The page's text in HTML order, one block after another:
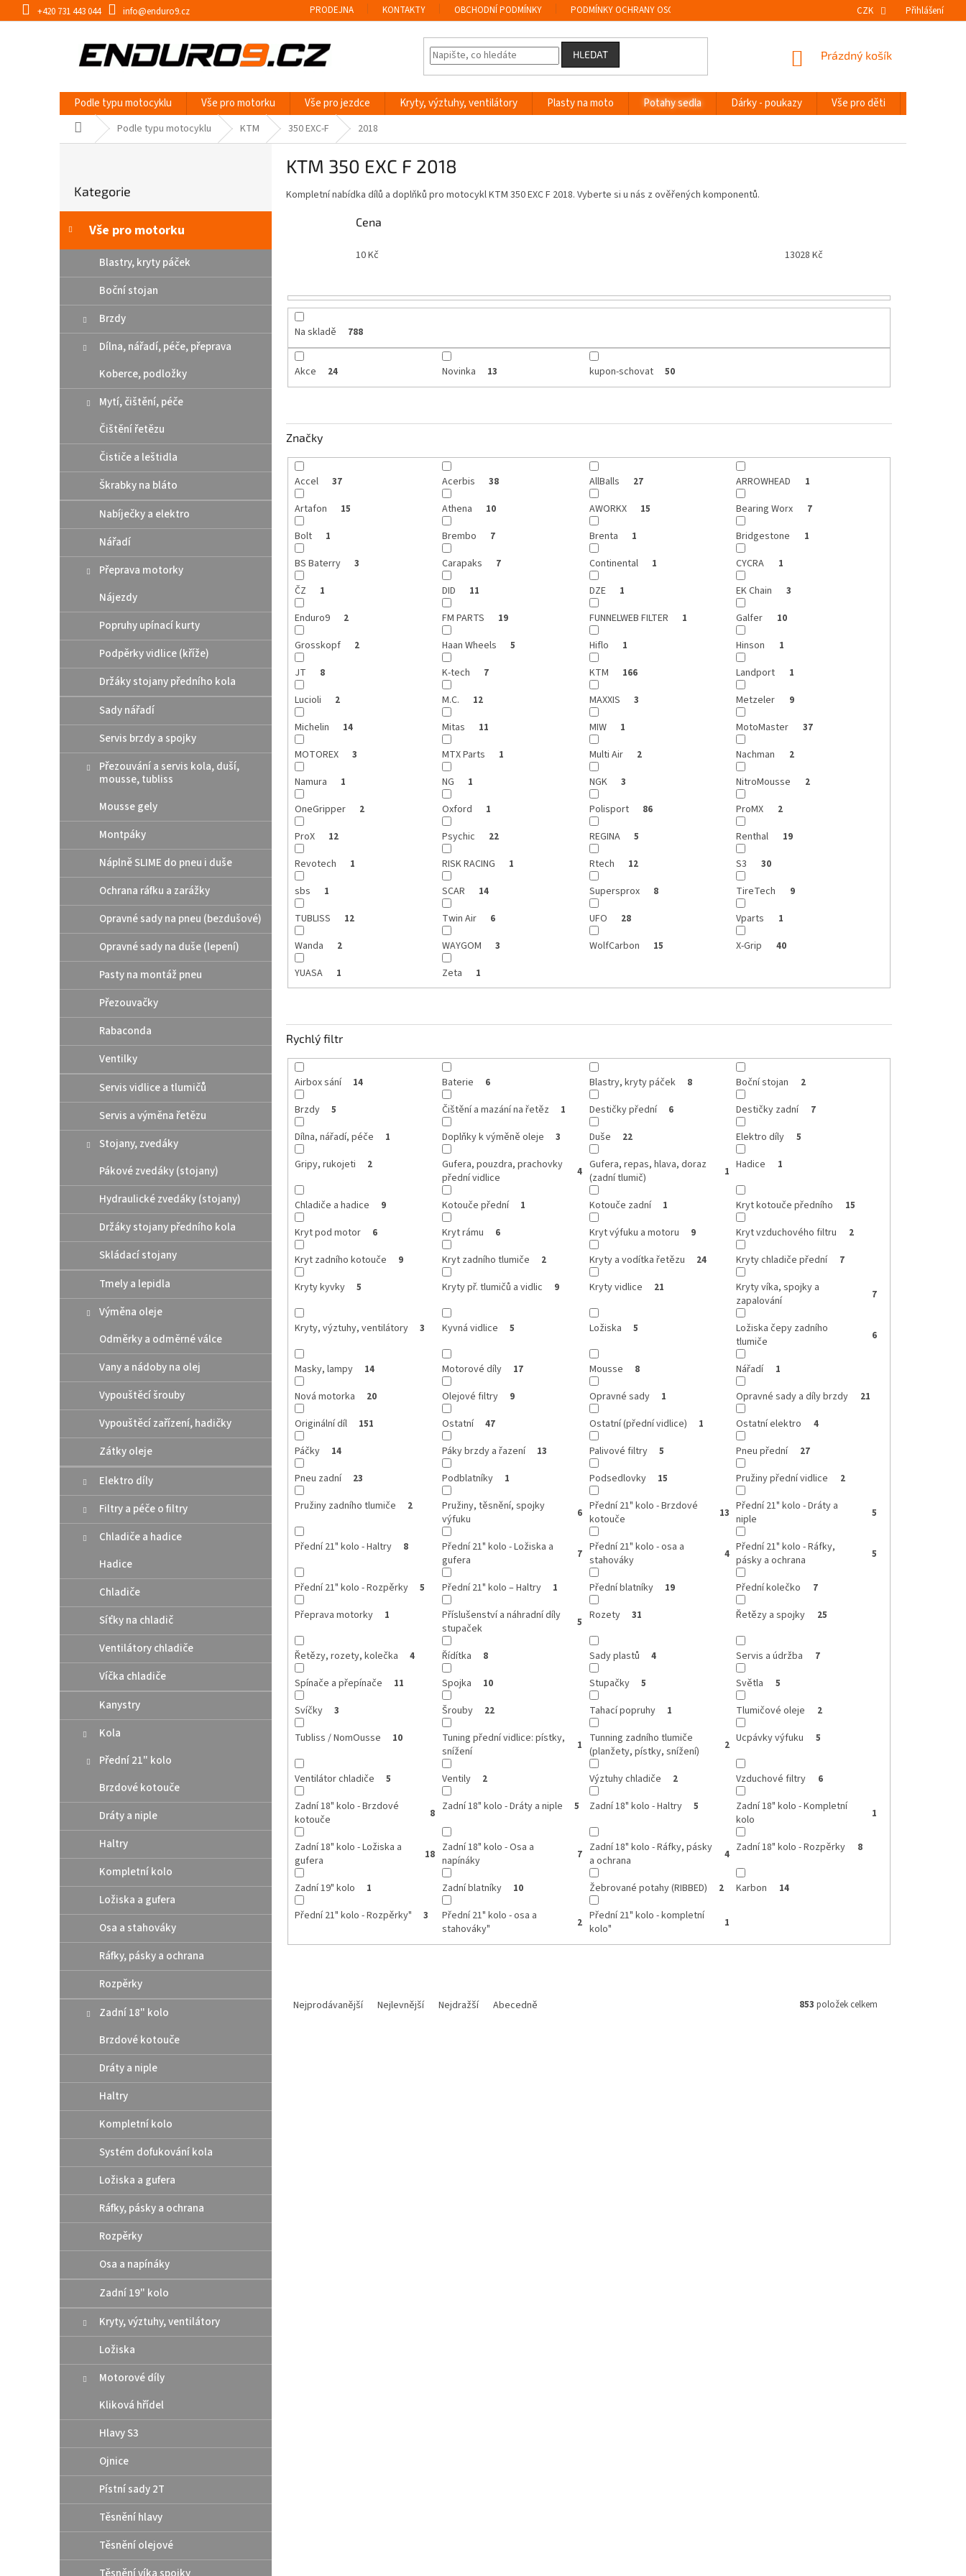
na
+420 731 443 044 info@enduro9.cz PRODEJNA KONTAKTY OBCHODNÍ PODMÍNKY PODMÍNKY OCHRANY OSOBNÍCH ÚDAJŮ CZK Přihlášení
HLEDAT
NÁKUPNÍ
Prázdný košík
Podle typu motocyklu Vše pro motorku Vše pro jezdce Kryty, výztuhy, ventilátory Plasty na moto Potahy sedla Dárky - poukazy Vše pro děti
Domů Podle typu motocyklu KTM 350 EXC-F 2018
r
n
í
a
kategorie
Kategorie
Vše pro motorku
Blastry, kryty páček
Boční stojan
Brzdy
Dílna, nářadí, péče, přeprava
Koberce, podložky
Mytí, čištění, péče
Čištění řetězu
Čističe a leštidla
Škrabky na bláto
Nabíječky a elektro
Nářadí
Přeprava motorky
Nájezdy
Popruhy upínací kurty
Podpěrky vidlice (kříže)
Držáky stojany předního kola
Sady nářadí
Servis brzdy a spojky
Přezouvání a servis kola, duší,
mousse, tubliss
Mousse gely
Montpáky
Náplně SLIME do pneu i duše
Ochrana ráfku a zarážky
Opravné sady na pneu (bezdušové)
Opravné sady na duše (lepení)
Pasty na montáž pneu
Přezouvačky
Rabaconda
Ventilky
Servis vidlice a tlumičů
Servis a výměna řetězu
Stojany, zvedáky
Pákové zvedáky (stojany)
Hydraulické zvedáky (stojany)
Držáky stojany předního kola
Skládací stojany
Tmely a lepidla
Výměna oleje
Odměrky a odměrné válce
Vany a nádoby na olej
Vypouštěcí šrouby
Vypouštěcí zařízení, hadičky
Zátky oleje
Elektro díly
Filtry a péče o filtry
Chladiče a hadice
Hadice
Chladiče
Síťky na chladič
Ventilátory chladiče
Víčka chladiče
Kanystry
Kola
Přední 21" kolo
Brzdové kotouče
Dráty a niple
Haltry
Kompletní kolo
Ložiska a gufera
Osa a stahováky
Ráfky, pásky a ochrana
Rozpěrky
Zadní 18" kolo
Brzdové kotouče
Dráty a niple
Haltry
Kompletní kolo
Systém dofukování kola
Ložiska a gufera
Ráfky, pásky a ochrana
Rozpěrky
Osa a napínáky
Zadní 19" kolo
Kryty, výztuhy, ventilátory
Ložiska
Motorové díly
Kliková hřídel
Hlavy S3
Ojnice
Pístní sady 2T
Těsnění hlavy
Těsnění olejové
KTM 350 EXC F 2018
Kompletní nabídka dílů a doplňků pro motocykl KTM 350 EXC F 2018. Vyberte si u nás z ověřených komponentů.
Cena
10Kč 13028 Kč
Na skladě 788
Akce 24 Novinka 13 kupon-schovat 50
Značky
Accel 37 Acerbis 38 AllBalls 27 ARROWHEAD 1
Artafon 15 Athena 10 AWORKX 15 Bearing Worx 7
Bolt 1 Brembo 7 Brenta 1 Bridgestone 1
BS Baterry 3 Carapaks 7 Continental 1 CYCRA 1
ČZ 1 DID 11 DZE 1 EK Chain 3
Enduro9 2 FM PARTS 19 FUNNELWEB FILTER 1 Galfer 10
Grosskopf 2 Haan Wheels 5 Hiflo 1 Hinson 1
JT 8 K-tech 7 KTM 166 Landport 1
Lucioli 2 M.C. 12 MAXXIS 3 Metzeler 9
Michelin 14 Mitas 11 MIW 1 MotoMaster 37
MOTOREX 3 MTX Parts 1 Multi Air 2 Nachman 2
Namura 1 NG 1 NGK 3 NitroMousse 2
OneGripper 2 Oxford 1 Polisport 86 ProMX 2
ProX 12 Psychic 22 REGINA 5 Renthal 19
Revotech 1 RISK RACING 1 Rtech 12 S3 30
sbs 1 SCAR 14 Supersprox 8 TireTech 9
TUBLISS 12 Twin Air 6 UFO 28 Vparts 1
Wanda 2 WAYGOM 3 WolfCarbon 15 X-Grip 40
YUASA 1 Zeta 1
Rychlý filtr
Airbox sání 14 Baterie 6 Blastry, kryty páček 8 Boční stojan 2
Brzdy 5 Čištění a mazání na řetěz 1 Destičky přední 6 Destičky zadní 7
Dílna, nářadí, péče 1 Doplňky k výměně oleje 3 Duše 22 Elektro díly 5
Gripy, rukojeti 2
Gufera, pouzdra, prachovky
přední vidlice
4 Gufera, repas, hlava, doraz
(zadní tlumič)
1 Hadice 1
Chladiče a hadice 9 Kotouče přední 1 Kotouče zadní 1 Kryt kotouče předního 15
Kryt pod motor 6 Kryt rámu 6 Kryt výfuku a motoru 9 Kryt vzduchového filtru 2
Kryt zadního kotouče 9 Kryt zadního tlumiče 2 Kryty a vodítka řetězu 24 Kryty chladiče přední 7
Kryty kyvky 5 Kryty př. tlumičů a vidlic 9 Kryty vidlice 21
Kryty víka, spojky a
zapalování
7
Kryty, výztuhy, ventilátory 3 Kyvná vidlice 5 Ložiska 5
Ložiska čepy zadního
tlumiče
6
Masky, lampy 14 Motorové díly 17 Mousse 8 Nářadí 1
Nová motorka 20 Olejové filtry 9 Opravné sady 1 Opravné sady a díly brzdy 21
Originální díl 151 Ostatní 47 Ostatní (přední vidlice) 1 Ostatní elektro 4
Páčky 14 Páky brzdy a řazení 13 Palivové filtry 5 Pneu přední 27
Pneu zadní 23 Podblatníky 1 Podsedlovky 15 Pružiny přední vidlice 2
Pružiny zadního tlumiče 2
Pružiny, těsnění, spojky
výfuku
6 Přední 21" kolo - Brzdové
kotouče
13 Přední 21" kolo - Dráty a
niple
5
Přední 21" kolo - Haltry 8
Přední 21" kolo - Ložiska a
gufera
7 Přední 21" kolo - osa a
stahováky
4 Přední 21" kolo - Ráfky,
pásky a ochrana
5
Přední 21" kolo - Rozpěrky 5 Přední 21" kolo – Haltry 1 Přední blatníky 19 Přední kolečko 7
Přeprava motorky 1
Příslušenství a náhradní díly
stupaček
5 Rozety 31 Řetězy a spojky 25
Řetězy, rozety, kolečka 4 Řídítka 8 Sady plastů 4 Servis a údržba 7
Spínače a přepínače 11 Spojka 10 Stupačky 5 Světla 5
Svíčky 3 Šrouby 22 Tahací popruhy 1 Tlumičové oleje 2
Tubliss / NomOusse 10
Tuning přední vidlice: pístky,
snížení
1
Tunning zadního tlumiče
(planžety, pístky, snížení)
2 Ucpávky výfuku 5
Ventilátor chladiče 5 Ventily 2 Výztuhy chladiče 2 Vzduchové filtry 6
Zadní 18" kolo - Brzdové
kotouče
8 Zadní 18" kolo - Dráty a niple 5 Zadní 18" kolo - Haltry 5
Zadní 18" kolo - Kompletní
kolo
1
Zadní 18" kolo - Ložiska a
gufera
18
Zadní 18" kolo - Osa a
napínáky
7
Zadní 18" kolo - Ráfky, pásky
a ochrana
4 Zadní 18" kolo - Rozpěrky 8
Zadní 19" kolo 1 Zadní blatníky 10 Žebrované potahy (RIBBED) 2 Karbon 14
Přední 21" kolo - Rozpěrky" 3
Přední 21" kolo - osa a
stahováky"
2 Přední 21" kolo - kompletní
kolo"
1
Nejprodávanější Nejlevnější Nejdražší Abecedně 853 položek celkem